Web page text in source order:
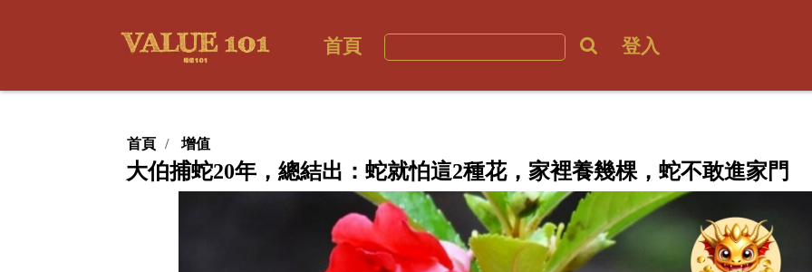
首頁 登入
首頁 增值
大伯捕蛇20年，總結出：蛇就怕這2種花，家裡養幾棵，蛇不敢進家門